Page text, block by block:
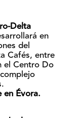
Delta
en
del
Cafés, entre
el Centro Do
en Évora.